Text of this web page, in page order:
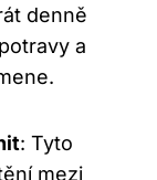
denně
a
: Tyto
mezi